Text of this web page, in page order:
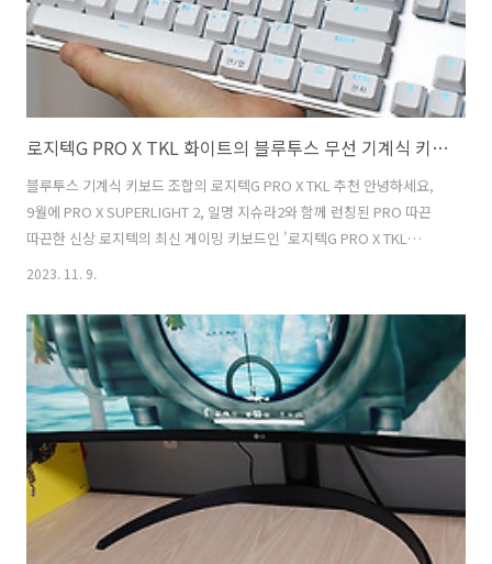
로지텍G PRO X TKL 화이트의 블루투스 무선 기계식 키보드 완벽조합 추천
블루투스 기계식 키보드 조합의 로지텍G PRO X TKL 추천 안녕하세요,
9월에 PRO X SUPERLIGHT 2, 일명 지슈라2와 함께 런칭된 PRO 따끈
따끈한 신상 로지텍의 최신 게이밍 키보드인 '로지텍G PRO X TKL
LIGHTSPEED'에 대한 리뷰를 하려고 합니다. 게이밍기어의 명가인 로지
계식 키보드입니다. 텐키리스라 공간차지도 적은 매력적인 무선 키보드
입니다. 로지텍은 게이밍 키보드 분야에서 뛰어난 성능과 디자인으로 많
은 게이머들의 신뢰를 받는 브랜드 중 하나입니다. 그중에서도 프로페셔
널 라인인 'PRO' 시리즈는 많은 게이머들에게 사랑받고 있습니다. 이번
에 새롭게 출시된 '로지텍G PRO X TKL LIGHTSPE..
2023. 11. 9.